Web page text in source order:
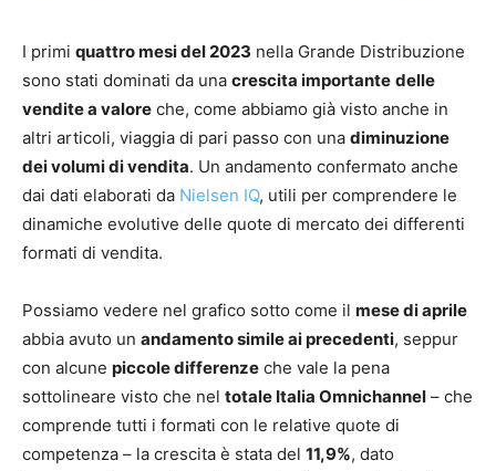
I primi quattro mesi del 2023 nella Grande Distribuzione
sono stati dominati da una crescita importante delle
vendite a valore che, come abbiamo già visto anche in
altri articoli, viaggia di pari passo con una diminuzione
dei volumi di vendita. Un andamento confermato anche
dai dati elaborati da Nielsen IQ, utili per comprendere le
dinamiche evolutive delle quote di mercato dei differenti
formati di vendita.
Possiamo vedere nel grafico sotto come il mese di aprile
abbia avuto un andamento simile ai precedenti, seppur
con alcune piccole differenze che vale la pena
sottolineare visto che nel totale Italia Omnichannel – che
comprende tutti i formati con le relative quote di
competenza – la crescita è stata del 11,9%, dato